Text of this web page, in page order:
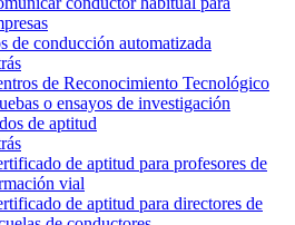
de conducción automatizada
de Reconocimiento Tecnológico
o ensayos de investigación
de aptitud
de aptitud para profesores de
vial
de aptitud para directores de